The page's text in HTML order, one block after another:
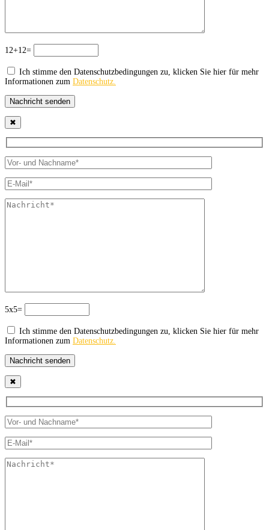
12+12=
Ich stimme den Datenschutzbedingungen zu, klicken Sie hier für mehr
Informationen zum Datenschutz.
Nachricht senden
✖
5x5=
Ich stimme den Datenschutzbedingungen zu, klicken Sie hier für mehr
Informationen zum Datenschutz.
Nachricht senden
✖